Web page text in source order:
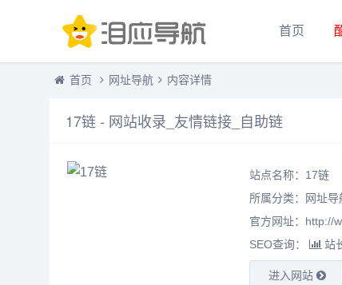
首页
首页 网址导航 内容详情
17链 - 网站收录_友情链接_自助链
站点名称：17链
所属分类：
网址导
官方网址：http://
SEO查询：
站
进入网站